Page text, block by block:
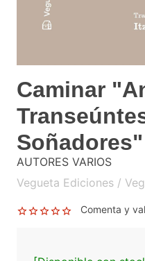
Caminar
Soñadores"
AUTORES VARIOS
Vegueta Ediciones /
Comenta y